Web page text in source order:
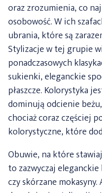
oraz zrozumienia, co
osobowość. W ich
ubrania, które są
Stylizacje w tej grupie
ponadczasowych
sukienki, eleganckie
płaszcze. Kolorystyka
dominują odcienie
chociaż coraz częściej
kolorystyczne, które
Obuwie, na które
to zazwyczaj
czy skórzane